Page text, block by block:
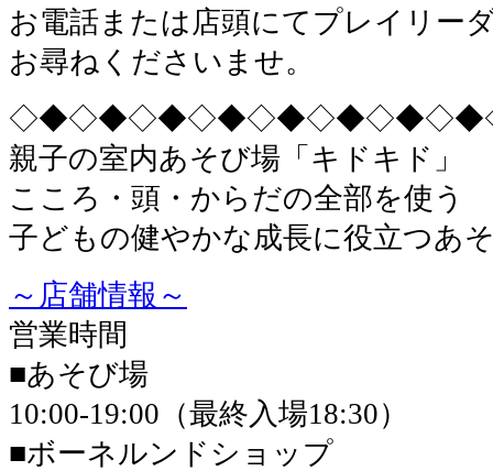
お電話または店頭にてプレイリー
お尋ねくださいませ。
親子の室内あそび場「キドキド」
こころ・頭・からだの全部を使う
子どもの健やかな成長に役立つあ
～店舗情報～
営業時間
■あそび場
10:00-19:00（最終入場18:30）
■ボーネルンドショップ